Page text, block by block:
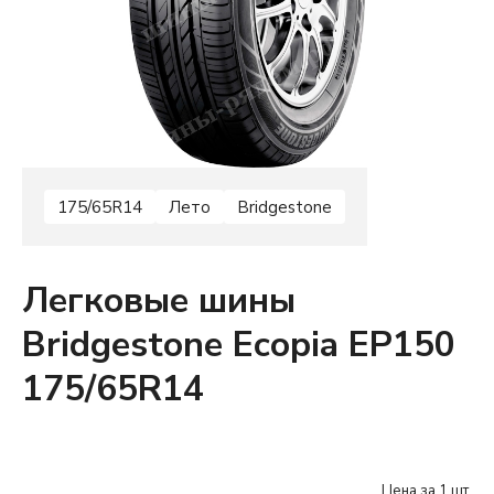
175/65R14 Лето Bridgestone
Легковые шины
Bridgestone Ecopia EP150
175/65R14